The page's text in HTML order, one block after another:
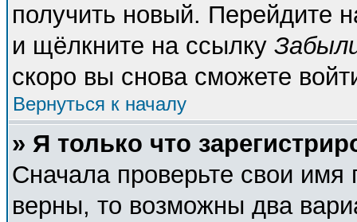
получить новый. Перейдите
и щёлкните на ссылку
скоро вы снова сможете
Вернуться к началу
» Я только что
Сначала проверьте свои имя
верны, то возможны два